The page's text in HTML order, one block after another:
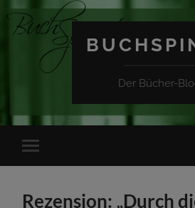
Der Bücher-
Mobile-
Menü
Rezension: „Durch